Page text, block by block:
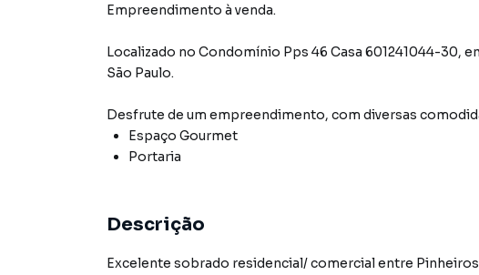
Empreendimento à venda.
Localizado no Condomínio Pps 46 Casa 601241044-30,
São Paulo.
Desfrute de um empreendimento, com diversas
Espaço Gourmet
Portaria
Descrição
Excelente sobrado residencial/ comercial entre Pinheiros